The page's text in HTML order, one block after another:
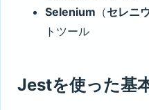
Selenium （セレニ
トツール
Jestを使った基